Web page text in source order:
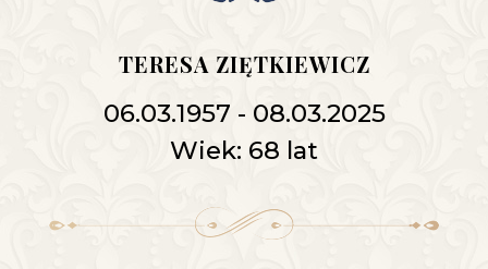
TERESA ZIĘTKIEWICZ
06.03.1957 - 08.03.2025
Wiek: 68 lat